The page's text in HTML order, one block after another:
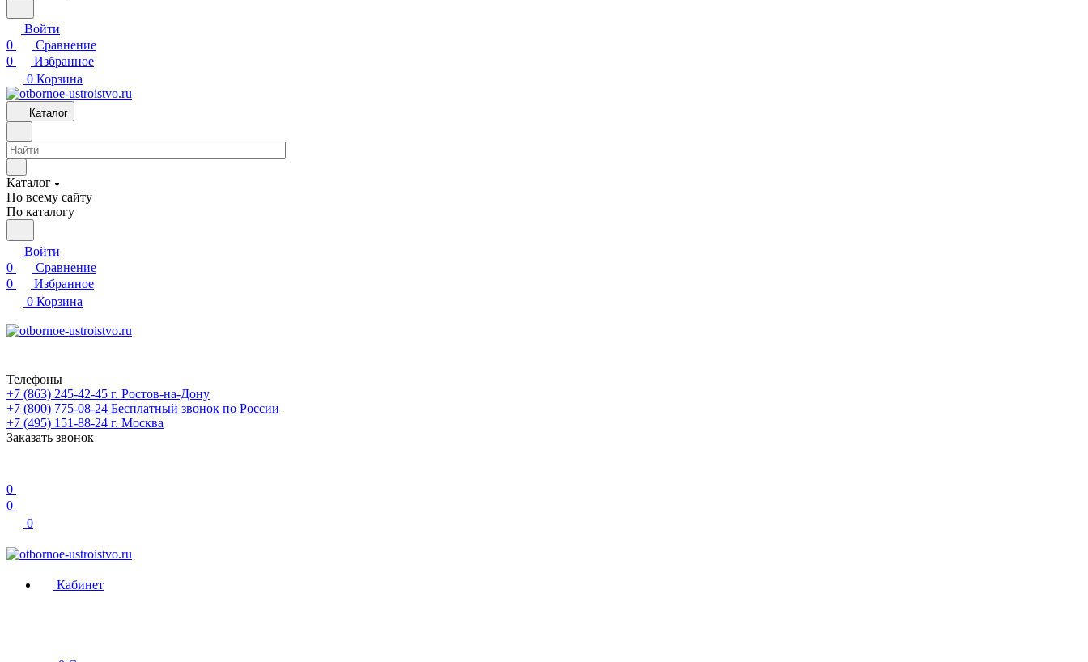
Войти
0
Сравнение
0
Избранное
0 Корзина
Каталог
Каталог
По всему сайту
По каталогу
Войти
0
Сравнение
0
Избранное
0 Корзина
Телефоны
+7 (863) 245-42-45 г. Ростов-на-Дону
+7 (800) 775-08-24 Бесплатный звонок по России
+7 (495) 151-88-24 г. Москва
Заказать звонок
0
0
0
Кабинет